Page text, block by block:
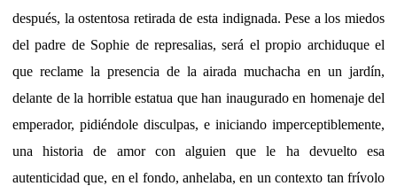
después, la ostentosa retirada de esta indignada. Pese a los miedos
del padre de Sophie de represalias, será el propio archiduque el
que reclame la presencia de la airada muchacha en un jardín,
delante de la horrible estatua que han inaugurado en homenaje del
emperador, pidiéndole disculpas, e iniciando imperceptiblemente,
una historia de amor con alguien que le ha devuelto esa
autenticidad que, en el fondo, anhelaba, en un contexto tan frívolo